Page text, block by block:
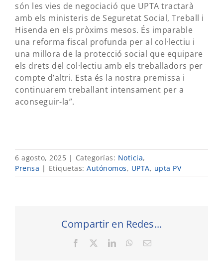
són les vies de negociació que UPTA tractarà
amb els ministeris de Seguretat Social, Treball i
Hisenda en els pròxims mesos. És imparable
una reforma fiscal profunda per al col·lectiu i
una millora de la protecció social que equipare
els drets del col·lectiu amb els treballadors per
compte d’altri. Esta és la nostra premissa i
continuarem treballant intensament per a
aconseguir-la”.
6 agosto, 2025 | Categorías: Noticia,
Prensa | Etiquetas: Autónomos, UPTA, upta PV
Compartir en Redes...
Facebook LinkedInWhatsApp
Correo